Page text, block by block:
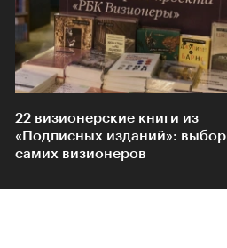
22 визионерские книги из
«Подписных изданий»: выбор
самих визионеров